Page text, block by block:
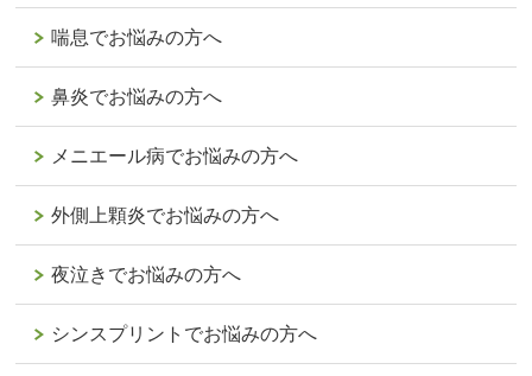
喘息でお悩みの方へ
鼻炎でお悩みの方へ
メニエール病でお悩みの方へ
外側上顆炎でお悩みの方へ
夜泣きでお悩みの方へ
シンスプリントでお悩みの方へ